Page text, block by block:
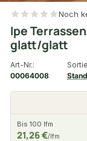
Noch
Ipe
glatt/glatt
Art-Nr.:
00064008
Bis 100 lfm
21,26 €/lfm